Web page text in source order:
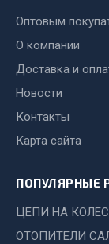
Весь раздел
Автолампы
Вилки
Выключатели
Выключатели
Оптовым
О компании
Доставка и
Новости
Контакты
Карта сайта
ПОПУЛЯРНЫЕ
ЦЕПИ НА
ОТОПИТЕЛИ